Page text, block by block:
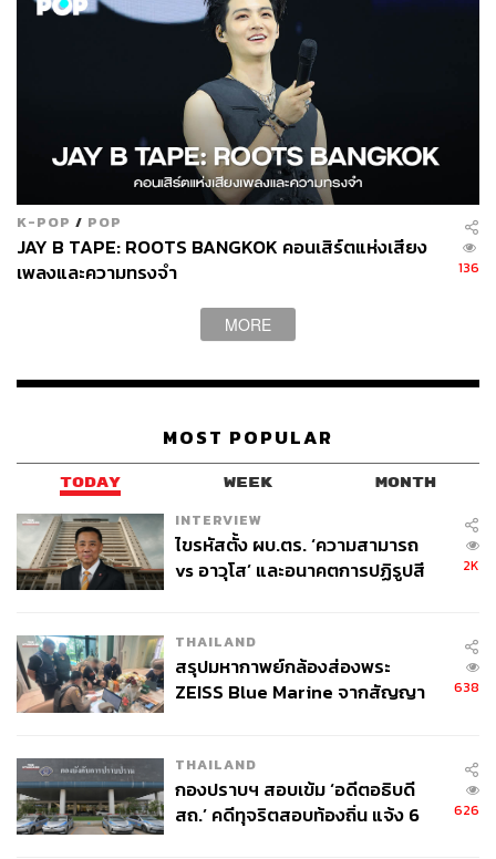
K-POP / POP
JAY B TAPE: ROOTS BANGKOK คอนเสิร์ตแห่งเสียง
เพลงและความทรงจำ
136
MORE
MOST POPULAR
TODAY WEEK MONTH
INTERVIEW
ไขรหัสตั้ง ผบ.ตร. ‘ความสามารถ
vs อาวุโส’ และอนาคตการปฏิรูปสี
2K
THAILAND
สรุปมหากาพย์กล้องส่องพระ
ZEISS Blue Marine จากสัญญา
จ่ายหนี้-แอบระบุแบรนด์
638
THAILAND
กองปราบฯ สอบเข้ม ‘อดีตอธิบดี
สถ.’ คดีทุจริตสอบท้องถิ่น แจ้ง 6
626